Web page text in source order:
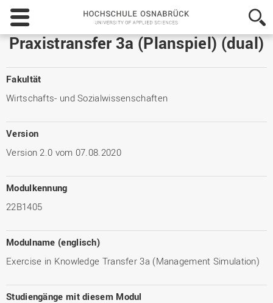
Hochschule
Osnabrück
-
University
Praxistransfer 3a (Planspiel) (dual)
Fakultät
Wirtschafts- und Sozialwissenschaften
Version
Version 2.0 vom 07.08.2020
Modulkennung
22B1405
Modulname (englisch)
Exercise in Knowledge Transfer 3a (Management Simulation)
Studiengänge mit diesem Modul